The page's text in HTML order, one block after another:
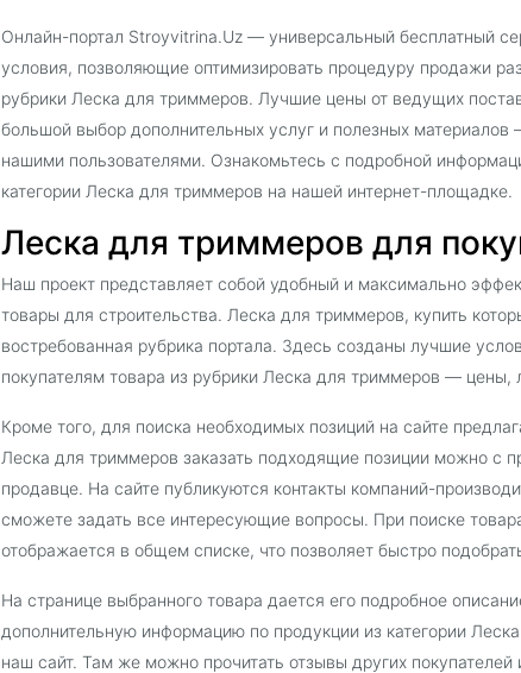
Онлайн-портал Stroyvitrina.Uz — универсальный бесплатный
условия, позволяющие оптимизировать процедуру продажи
рубрики Леска для триммеров. Лучшие цены от ведущих
большой выбор дополнительных услуг и полезных
нашими пользователями. Ознакомьтесь с подробной
категории Леска для триммеров на нашей интернет-площадке.
Леска для триммеров для
Наш проект представляет собой удобный и максимально
товары для строительства. Леска для триммеров, купить
востребованная рубрика портала. Здесь созданы лучшие
покупателям товара из рубрики Леска для триммеров — цены,
Кроме того, для поиска необходимых позиций на сайте
Леска для триммеров заказать подходящие позиции можно с
продавце. На сайте публикуются контакты компаний-
сможете задать все интересующие вопросы. При поиске
отображается в общем списке, что позволяет быстро
На странице выбранного товара дается его подробное
дополнительную информацию по продукции из категории
наш сайт. Там же можно прочитать отзывы других